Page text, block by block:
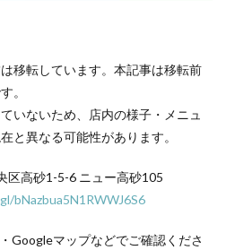
移転しています。本記事は移転前
。
いないため、店内の様子・メニュ
と異なる可能性があります。
区高砂1-5-6 ニュー高砂105
bNazbua5N1RWWJ6S6
Googleマップなどでご確認くださ